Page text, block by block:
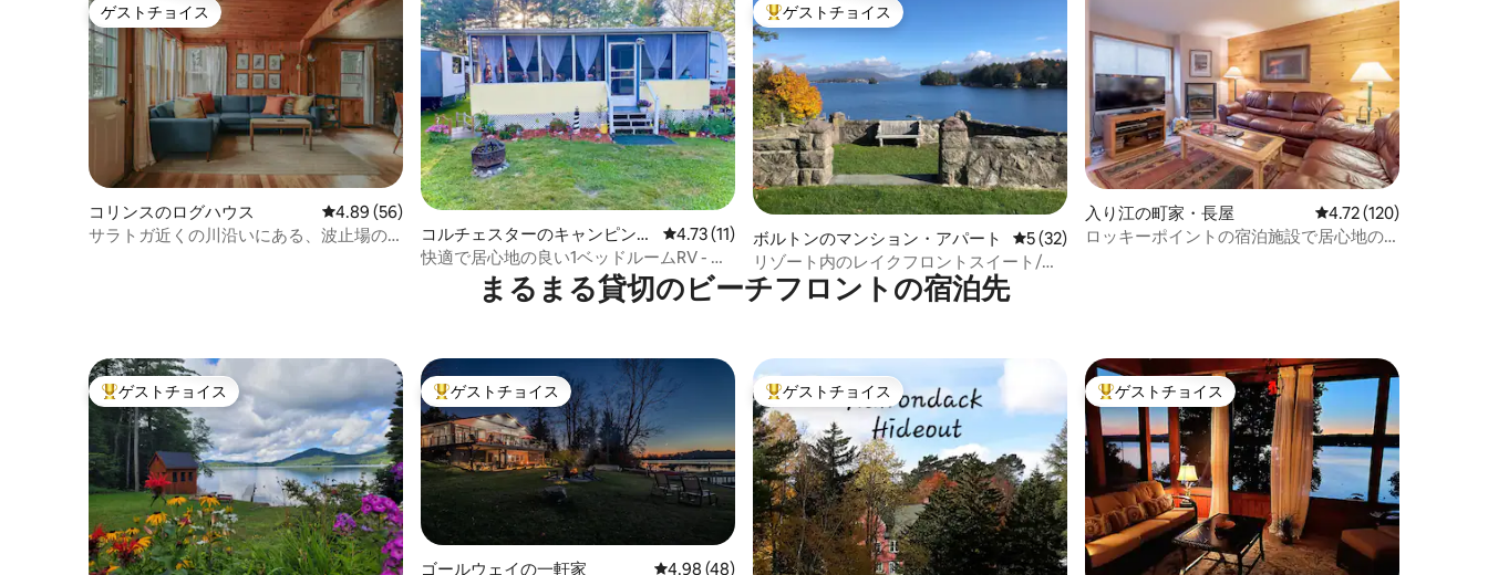
ゲストチョイス
ゲストチョイス
コリンスのログハウス レビュー56件、5つ星中4.89つ星の平均評価
4.89 (56)
サラトガ近くの川沿いにある、波止場の
コルチェスターのキャンピング
カー・RV
レビュー11件、5つ星中4.73つ星の平均評価
4.73 (11)
快適で居心地の良い1ベッドルームRV - プ
ール付き
大好評のゲストチョイスです。
ゲストチョイス
ボルトンのマンション・アパート レビュー32件、5つ星中5つ星の平均評価
5 (32)
リゾート内のレイクフロントスイート/キ
ングベッド/キッチン/バルコニー
入り江の町家・長屋 レビュー120件、5つ
4.72 (120)
ロッキーポイントの宿泊施設で居心地の
まるまる貸切のビーチフロントの宿泊先
大好評のゲストチョイスです。
ゲストチョイス 大好評のゲストチョイスです。
ゲストチョイス
ゴールウェイの一軒家 レビュー48件、5つ星中4.98つ星の平均評価
4.98 (48)
大好評のゲストチョイスです。
ゲストチョイス 大好評のゲストチョイスです。
ゲストチョイス